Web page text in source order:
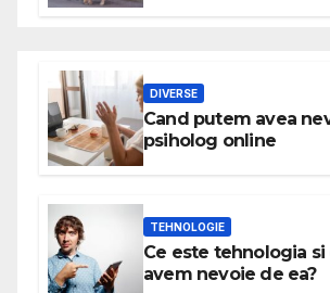
DIVERSE
Cand putem avea
psiholog online
TEHNOLOGIE
Ce este tehnologia si
avem nevoie de ea?